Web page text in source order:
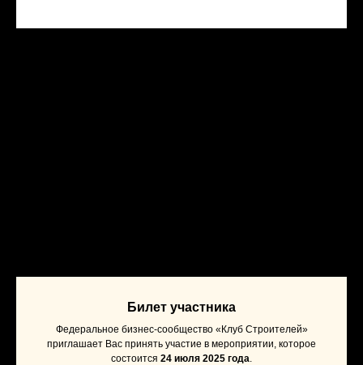
Билет участника
Федеральное бизнес-сообщество «Клуб Строителей»
приглашает Вас принять участие в мероприятии, которое
состоится 24 июля 2025 года